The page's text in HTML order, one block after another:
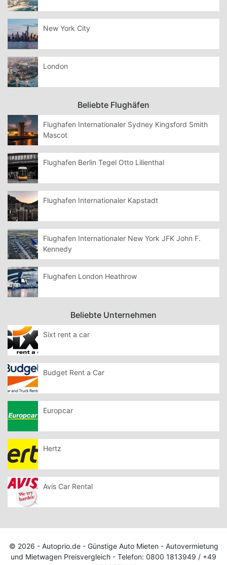
New York City
London
Beliebte Flughäfen
Flughafen Internationaler Sydney Kingsford Smith
Mascot
Flughafen Berlin Tegel Otto Lilienthal
Flughafen Internationaler Kapstadt
Flughafen Internationaler New York JFK John F.
Kennedy
Flughafen London Heathrow
Beliebte Unternehmen
Sixt rent a car
Budget Rent a Car
Europcar
Hertz
Avis Car Rental
© 2026 - Autoprio.de - Günstige Auto Mieten - Autovermietung
und Mietwagen Preisvergleich - Telefon: 0800 1813949 / +49